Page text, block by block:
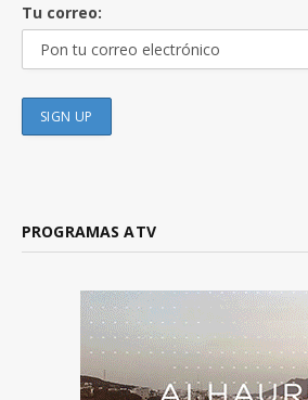
Tu correo:
PROGRAMAS ATV